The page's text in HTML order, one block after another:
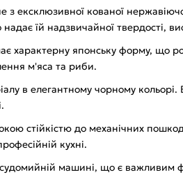
з ексклюзивної кованої
їй надзвичайної твердості,
характерну японську форму, що
м'яса та риби.
в елегантному чорному
стійкістю до механічних
кухні.
машині, що є важливим